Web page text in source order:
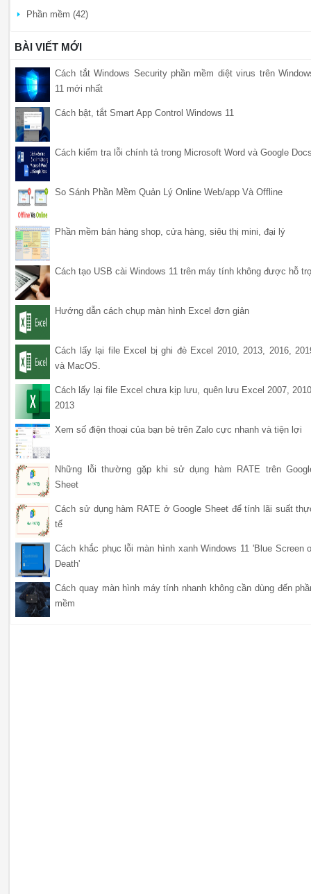
Phần mềm (42)
BÀI VIẾT MỚI
Cách tắt Windows Security phần mềm diệt virus trên
11 mới nhất
Cách bật, tắt Smart App Control Windows 11
Cách kiểm tra lỗi chính tả trong Microsoft Word và Google
So Sánh Phần Mềm Quản Lý Online Web/app Và Offline
Phần mềm bán hàng shop, cửa hàng, siêu thị mini, đại lý
Cách tạo USB cài Windows 11 trên máy tính không được hỗ
Hướng dẫn cách chụp màn hình Excel đơn giản
Cách lấy lại file Excel bị ghi đè Excel 2010, 2013, 2016,
và MacOS.
Cách lấy lại file Excel chưa kịp lưu, quên lưu Excel 2007,
2013
Xem số điện thoại của bạn bè trên Zalo cực nhanh và tiện lợi
Những lỗi thường gặp khi sử dụng hàm RATE trên
Sheet
Cách sử dụng hàm RATE ở Google Sheet để tính lãi suất
tế
Cách khắc phục lỗi màn hình xanh Windows 11 'Blue Screen
Death'
Cách quay màn hình máy tính nhanh không cần dùng đến
mềm